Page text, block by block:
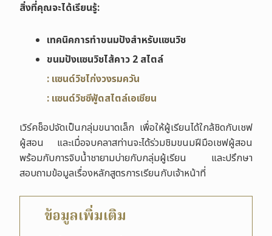
สิ่งที่คุณจะได้เรียนรู้:
เทคนิคการทำขนมปังสำหรับแซนวิช
ขนมปังแซนวิชไส้คาว 2 สไตล์
: แซนด์วิชไก่งวงรมควัน
: แซนด์วิชซีฟู้ดสไตล์เอเชียน
เวิร์คช็อปจัดเป็นกลุ่มขนาดเล็ก เพื่อให้ผู้เรียนได้ใกล้ชิดกับเชฟ
ผู้สอน และเมื่อจบคลาสท่านจะได้ร่วมชิมขนมฝีมือเชฟผู้สอน
พร้อมกับการจิบน้ำชายามบ่ายกับกลุ่มผู้เรียน และปรึกษา
สอบถามข้อมูลเรื่องหลักสูตรการเรียนกับเจ้าหน้าที่
ข้อมูลเพิ่มเติม